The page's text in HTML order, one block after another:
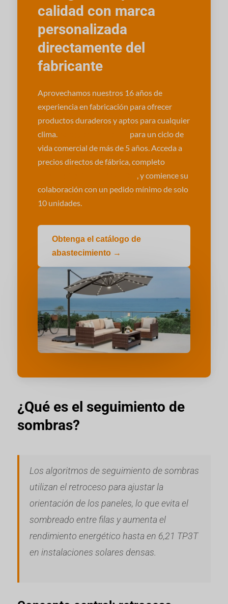
calidad con marca
personalizada
directamente del
fabricante
Aprovechamos nuestros 16 años de
experiencia en fabricación para ofrecer
productos duraderos y aptos para cualquier
clima.
para un ciclo de
vida comercial de más de 5 años. Acceda a
precios directos de fábrica, completo
, y comience su
colaboración con un pedido mínimo de solo
10 unidades.
Obtenga el catálogo de
abastecimiento →
¿Qué es el seguimiento de
sombras?
Los algoritmos de seguimiento de sombras
utilizan el retroceso para ajustar la
orientación de los paneles, lo que evita el
sombreado entre filas y aumenta el
rendimiento energético hasta en 6,21 TP3T
en instalaciones solares densas.